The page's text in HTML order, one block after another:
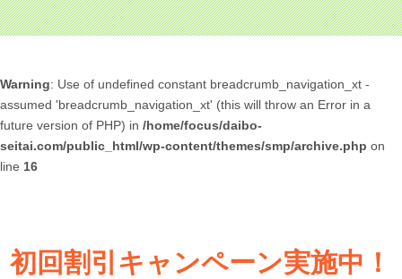
Warning: Use of undefined constant breadcrumb_navigation_xt -
assumed 'breadcrumb_navigation_xt' (this will throw an Error in a
future version of PHP) in /home/focus/daibo-
seitai.com/public_html/wp-content/themes/smp/archive.php on
line 16
初回割引キャンペーン実施中！